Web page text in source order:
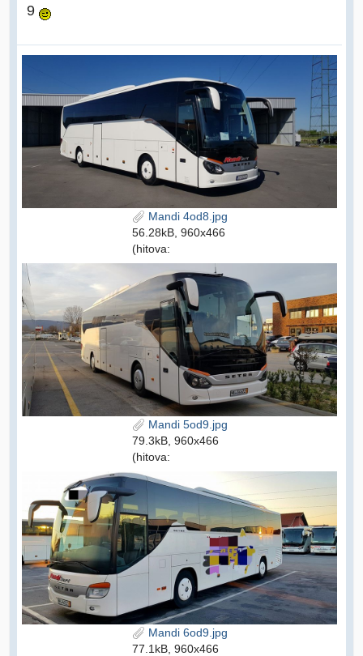
9
Mandi 4od8.jpg
56.28kB, 960x466
(hitova:
Mandi 5od9.jpg
79.3kB, 960x466
(hitova:
Mandi 6od9.jpg
77.1kB, 960x466